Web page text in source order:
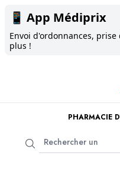
📱 App Médiprix
Envoi d'ordonnances, prise
plus !
PHARMACIE